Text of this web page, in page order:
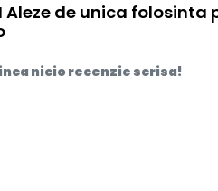
Aleze de unica
nicio recenzie scrisa!